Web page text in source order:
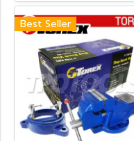
Best Seller